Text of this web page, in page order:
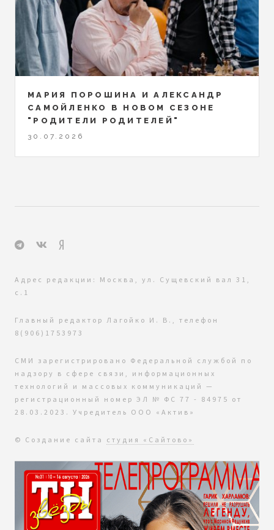
МАРИЯ ПОРОШИНА И АЛЕКСАНДР
САМОЙЛЕНКО В НОВОМ СЕЗОНЕ
"РОДИТЕЛИ РОДИТЕЛЕЙ"
30.07.2026
Адрес редакции: Москва, ул. Сущевский вал 31,
с.1
Главный редактор Лагойко И. В., телефон
8(906)1753973
СМИ зарегистрировано Федеральной службой по
надзору в сфере связи, информационных
технологий и массовых коммуникаций —
регистрационный номер ЭЛ № ФС 77 - 84975 от
28.03.2023. Учредитель ООО «Актив»
© Создание сайта студия «Сайтово»